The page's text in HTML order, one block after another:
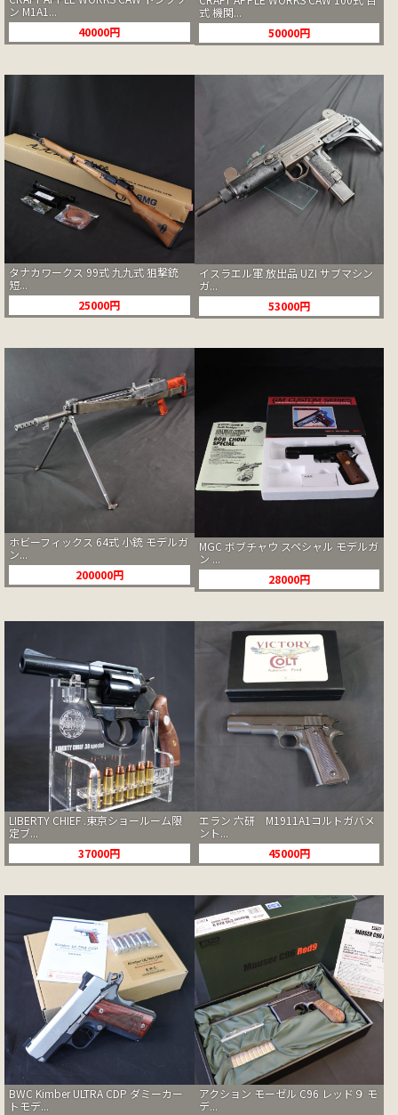
ン M1A1...
40000円
式 機関...
50000円
タナカワークス 99式 九九式 狙撃銃
短...
25000円
イスラエル軍 放出品 UZI サブマシン
ガ...
53000円
ホビーフィックス 64式 小銃 モデルガ
ン...
200000円
MGC ボブチャウ スペシャル モデルガ
ン ...
28000円
LIBERTY CHIEF .東京ショールーム限
定ブ...
37000円
エラン 六研 M1911A1コルトガバメ
ント...
45000円
BWC Kimber ULTRA CDP ダミーカー
トモデ...
アクション モーゼル C96 レッド９ モ
デ...